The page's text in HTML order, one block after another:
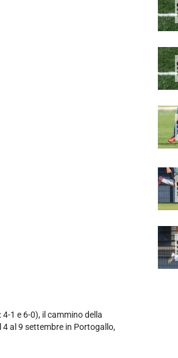
1 e 6-0), il cammino della
al 9 settembre in Portogallo,